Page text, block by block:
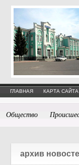
ГЛАВНАЯ КАРТА САЙТА
Общество
архив